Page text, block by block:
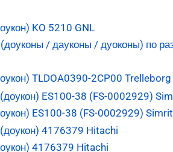
KO 5210 GNL
TLDOA0390-2CP00 Trelleborg
ES100-38 (FS-0002929) Simrit
4176379 Hitachi